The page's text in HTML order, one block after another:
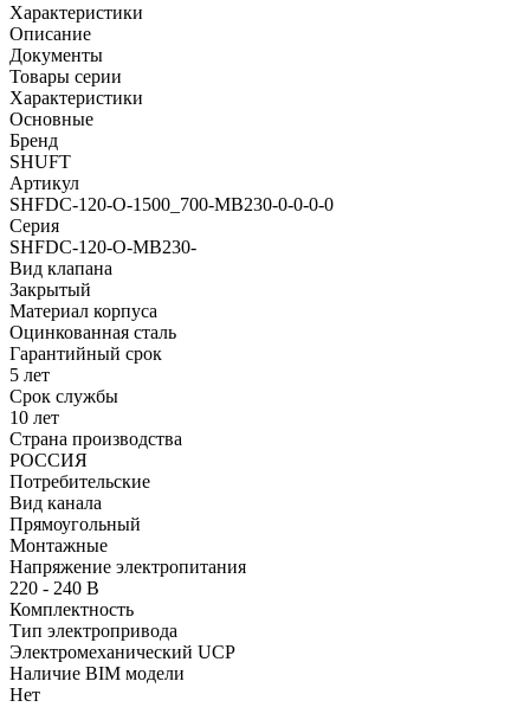
Характеристики
Описание
Документы
Товары серии
Характеристики
Основные
Бренд
SHUFT
Артикул
SHFDC-120-O-1500_700-MB230-0-0-0-0
Серия
SHFDC-120-O-MB230-
Вид клапана
Закрытый
Материал корпуса
Оцинкованная сталь
Гарантийный срок
5 лет
Срок службы
10 лет
Страна производства
РОССИЯ
Потребительские
Вид канала
Прямоугольный
Монтажные
Напряжение электропитания
220 - 240 В
Комплектность
Тип электропривода
Электромеханический UCP
Наличие BIM модели
Нет